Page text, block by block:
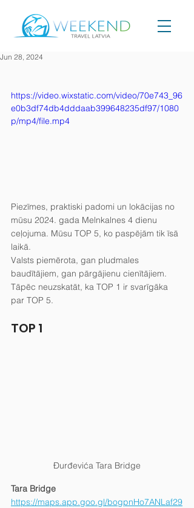
Jun 28, 2024
https://video.wixstatic.com/video/70e743_96
e0b3df74db4dddaab399648235df97/1080
p/mp4/file.mp4
Piezīmes, praktiski padomi un lokācijas no
mūsu 2024. gada Melnkalnes 4 dienu
ceļojuma. Mūsu TOP 5, ko paspējām tik īsā
laikā.
Valsts piemērota, gan pludmales
baudītājiem, gan pārgājienu cienītājiem.
Tāpēc neuzskatāt, ka TOP 1 ir svarīgāka
par TOP 5.
TOP 1
Đurđevića Tara Bridge
Tara Bridge
https://maps.app.goo.gl/bogpnHo7ANLaf29